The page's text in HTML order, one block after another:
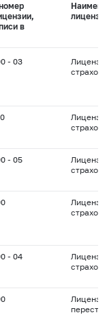
в
лицензии
- 03
- 05
- 04